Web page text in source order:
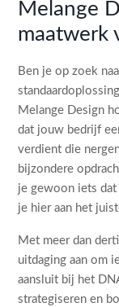
Melange
maatwerk
Ben je op zoek
Melange Design
dat jouw bedrijf
verdient die
bijzondere
je gewoon iets dat
je hier aan het
Met meer dan
uitdaging aan om
aansluit bij het
strategiseren en